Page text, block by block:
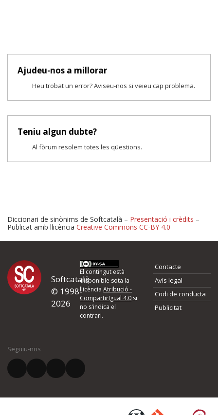
Ajudeu-nos a millorar
Heu trobat un error? Aviseu-nos si veieu cap problema.
Teniu algun dubte?
Al fòrum resolem totes les qüestions.
Proposeu-nos millores o
d'errors
Si heu trobat un error o voleu proposar alguna millora, ompliu els
quina és la millora que proposeu o l'error del qual voleu informar-
El vostre correu electrònic *
Diccionari de sinònims de Softcatalà – Presentació i crèdits –
Publicat amb llicència Creative Commons CC-BY 4.0
Softcatalà
© 1998-
2026
El contingut està
disponible sota la
llicènciaAtribució -
CompartirIgual 4.0 si
no s'indica el
contrari.
Contacte
Avís legal
Codi de conducta
Publicitat
Seguiu-nos